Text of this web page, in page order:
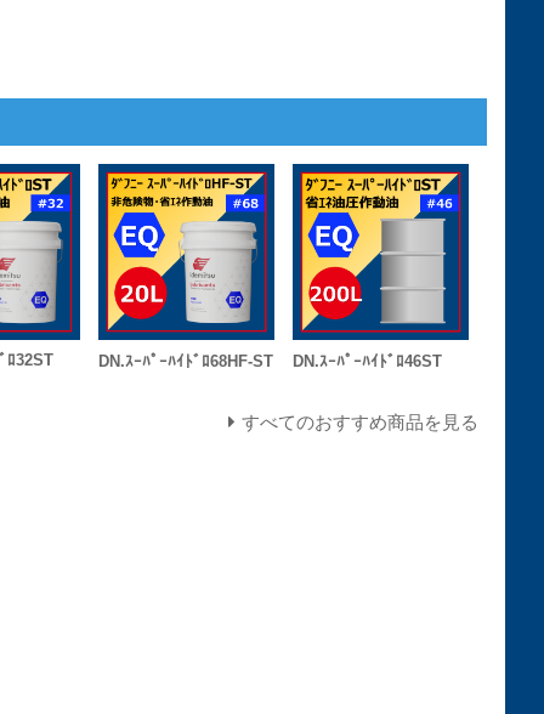
ﾛ32ST DN.ｽｰﾊﾟｰﾊｲﾄﾞﾛ68HF-ST DN.ｽｰﾊﾟｰﾊｲﾄﾞﾛ46ST
すべてのおすすめ商品を見る